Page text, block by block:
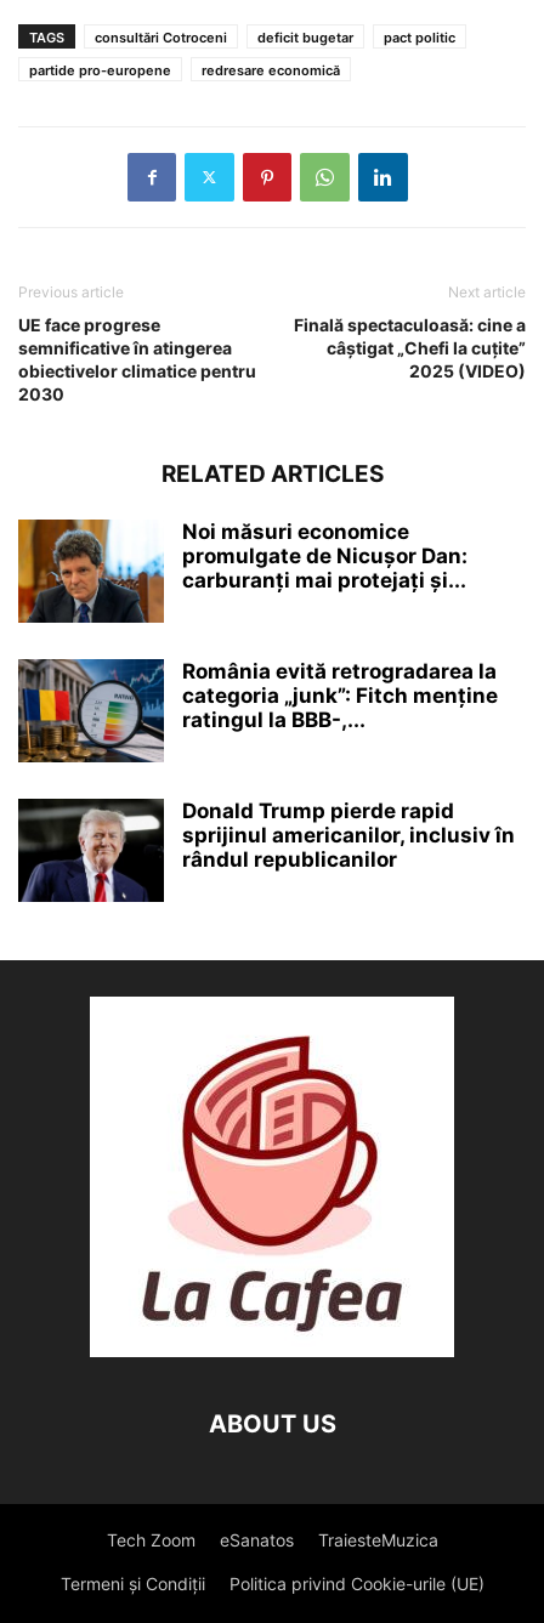
TAGS consultări Cotroceni deficit bugetar
pact politic
partide pro-europene
redresare economică
Previous article
UE face progrese
semnificative în atingerea
obiectivelor climatice pentru
2030
Next article
Finală spectaculoasă: cine a
câștigat „Chefi la cuțite”
2025 (VIDEO)
RELATED ARTICLES
Noi măsuri economice
promulgate de Nicușor Dan:
carburanți mai protejați și...
România evită retrogradarea la
categoria „junk”: Fitch menține
ratingul la BBB-,...
Donald Trump pierde rapid
sprijinul americanilor, inclusiv în
rândul republicanilor
ABOUT US
Tech Zoom eSanatos TraiesteMuzica
Termeni și Condiții Politica privind Cookie-urile (UE)